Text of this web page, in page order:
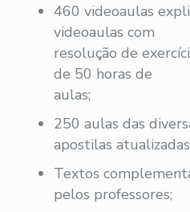
460 videoaulas
videoaulas com
resolução de
de 50 horas de
aulas;
250 aulas das
apostilas
Textos
pelos professores;